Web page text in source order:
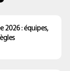
2026 : équipes,